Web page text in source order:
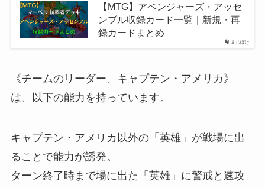
まじぽけ
【MTG】アベンジャーズ・アッセ
ンブル収録カード一覧｜新規・再
録カードまとめ
《チームのリーダー、キャプテン・アメリカ》
は、以下の能力を持っています。
キャプテン・アメリカ以外の「英雄」が戦場に出
ることで能力が誘発。
ターン終了時まで場に出た「英雄」に警戒と速攻